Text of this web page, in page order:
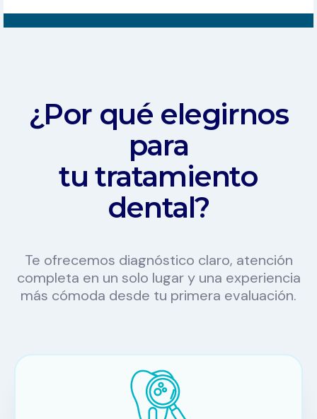
¿Por qué elegirnos
para
tu tratamiento
dental?
Te ofrecemos diagnóstico claro, atención
completa en un solo lugar y una experiencia
más cómoda desde tu primera evaluación.